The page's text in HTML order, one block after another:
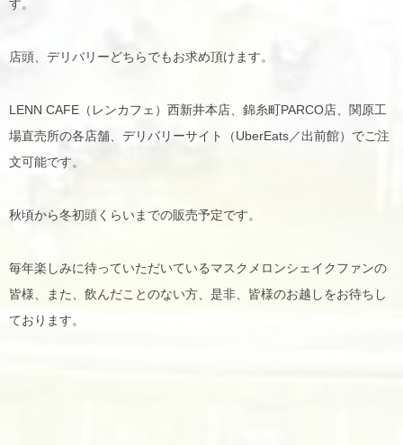
す。
店頭、デリバリーどちらでもお求め頂けます。
LENN CAFE（レンカフェ）西新井本店、錦糸町PARCO店、関原工
場直売所の各店舗、デリバリーサイト（UberEats／出前館）でご注
文可能です。
秋頃から冬初頭くらいまでの販売予定です。
毎年楽しみに待っていただいているマスクメロンシェイクファンの
皆様、また、飲んだことのない方、是非、皆様のお越しをお待ちし
ております。